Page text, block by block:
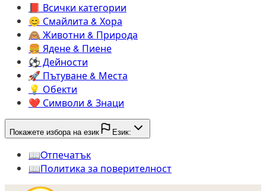
📕️ Всички категории
😊️ Смайлита & Хора
🙈️ Животни & Природа
🍔️ Ядене & Пиене
⚽️ Дейности
🚀️ Пътуване & Места
💡️ Обекти
❤️ Символи & Знаци
Покажете избора на език Език:
📖️Oтпечатък
📖️Политика за поверителност